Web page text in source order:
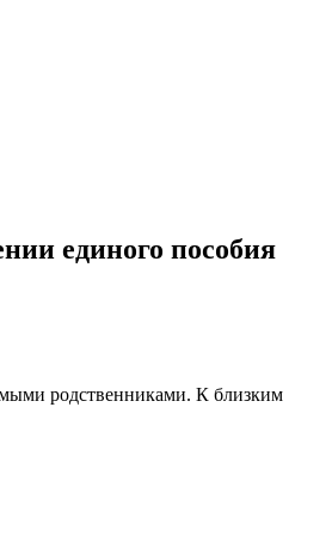
единого пособия
родственниками. К близким